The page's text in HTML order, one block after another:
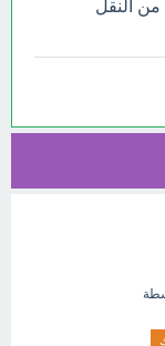
النقل